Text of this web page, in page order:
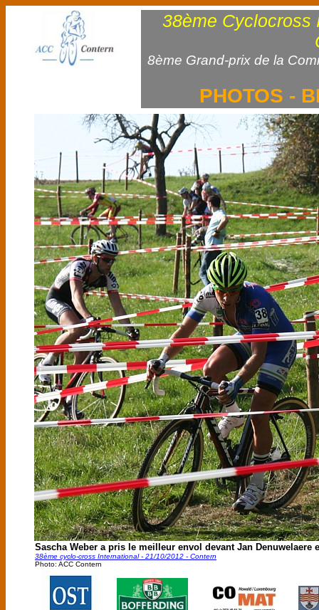
38ème Cyclocross
8ème Grand-prix de la
PHOTOS -
Sascha Weber a pris le meilleur envol devant Jan
38ème cyclo-cross International - 21/10/2012 - Contern
Photo: ACC Contern